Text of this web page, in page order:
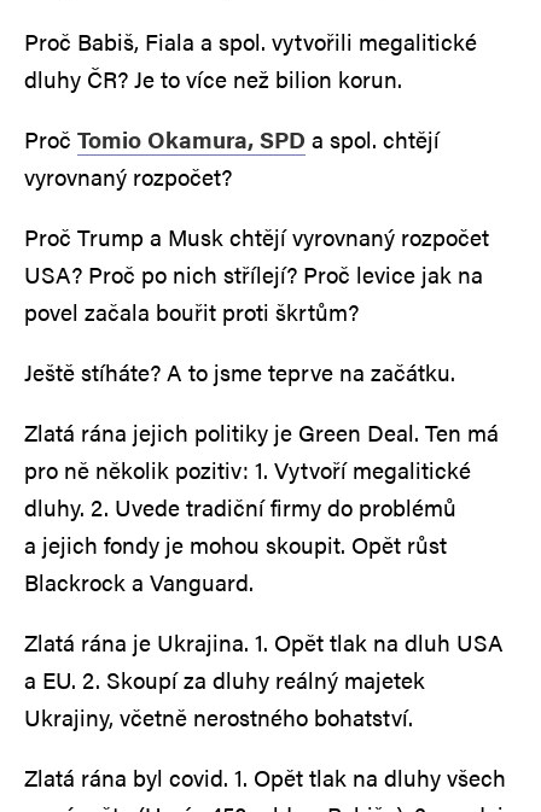
Proč Babiš, Fiala a spol. vytvořili megalitické
dluhy ČR? Je to více než bilion korun.
Proč Tomio Okamura, SPD a spol. chtějí
vyrovnaný rozpočet?
Proč Trump a Musk chtějí vyrovnaný rozpočet
USA? Proč po nich střílejí? Proč levice jak na
povel začala bouřit proti škrtům?
Ještě stíháte? A to jsme teprve na začátku.
Zlatá rána jejich politiky je Green Deal. Ten má
pro ně několik pozitiv: 1. Vytvoří megalitické
dluhy. 2. Uvede tradiční firmy do problémů
a jejich fondy je mohou skoupit. Opět růst
Blackrock a Vanguard.
Zlatá rána je Ukrajina. 1. Opět tlak na dluh USA
a EU. 2. Skoupí za dluhy reálný majetek
Ukrajiny, včetně nerostného bohatství.
Zlatá rána byl covid. 1. Opět tlak na dluhy všech